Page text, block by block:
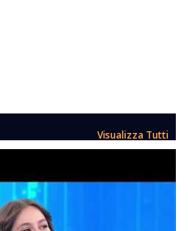
Visualizza Tutti